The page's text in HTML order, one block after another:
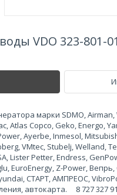
VDO 323-801-
марки SDMO,
Atlas Copco, Geko, Energo,
Ayerbe, Inmesol,
VMtec, Stubelj, Welland,
Lister Petter, Endress,
EuroEnergy, Z-Power, Вепрь,
СТАРТ, АМПРЕОС,
автокарта. 8 727 327 91